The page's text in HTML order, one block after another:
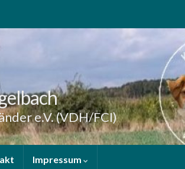
e.V. (VDH/FCI)
Impressum